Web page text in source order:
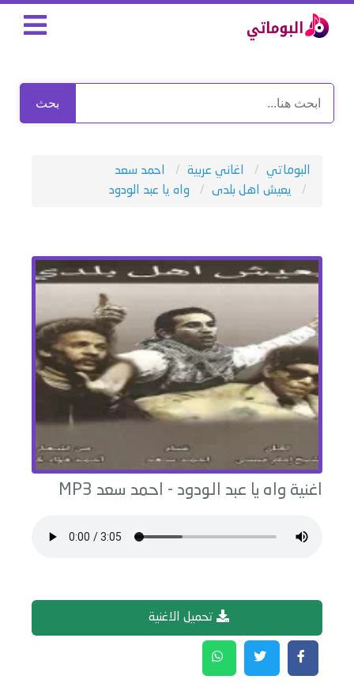
بحث
البوماتي اغاني عربية
احمد سعد
يعيش اهل بلدى
واه يا عبد الودود
اغنية واه يا عبد الودود - احمد سعد
تحميل الاغنية